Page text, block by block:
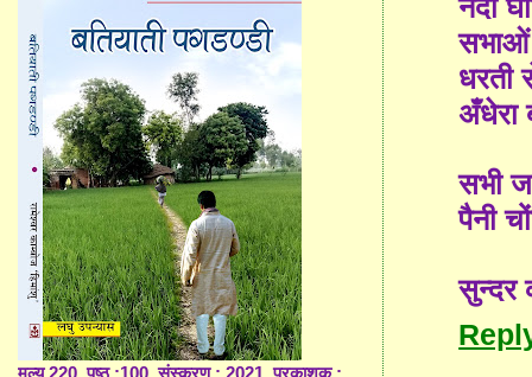
नदी
अँधेरा
सभी
पैनी
सुन्दर